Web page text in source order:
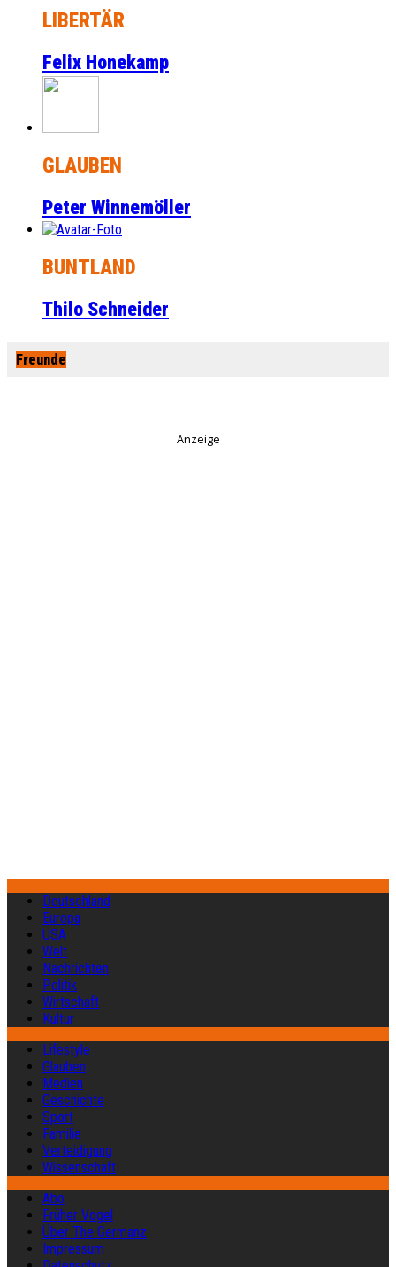
LIBERTÄR
Felix Honekamp
GLAUBEN
Peter Winnemöller
BUNTLAND
Thilo Schneider
Freunde
Anzeige
Deutschland
Europa
USA
Welt
Nachrichten
Politik
Wirtschaft
Kultur
Lifestyle
Glauben
Medien
Geschichte
Sport
Familie
Verteidigung
Wissenschaft
Abo
Früher Vogel
Über The Germanz
Impressum